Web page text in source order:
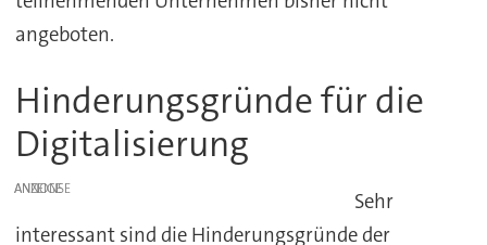
angeboten.
Hinderungsgründe für die
Digitalisierung
ANZEIGE
Sehr
interessant sind die Hinderungsgründe der